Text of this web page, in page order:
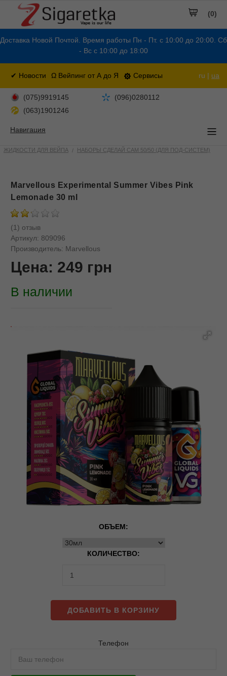
Доставка Новой Почтой. Время работы Пн - Пт. с 10:00 до 20:00. Сб
- Вс с 10:00 до 18:00
✔ Новости Ω Вейпинг от А до Я Сервисы ru | ua
(0)
(075)9919145
(096)0280112
(063)1901246
Навигация
ЖИДКОСТИ ДЛЯ ВЕЙПА НАБОРЫ СДЕЛАЙ САМ 50/50 (ДЛЯ ПОД-СИСТЕМ)
Marvellous Experimental Summer Vibes Pink
Lemonade 30 ml
(1) отзыв
Артикул: 809096
Производитель: Marvellous
Цена: 249 грн
В наличии
ОБЪЕМ:
КОЛИЧЕСТВО:
ДОБАВИТЬ В КОРЗИНУ
Телефон